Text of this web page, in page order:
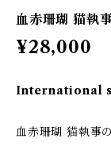
血赤珊瑚 猫執
¥28,000
International
血赤珊瑚 猫執事